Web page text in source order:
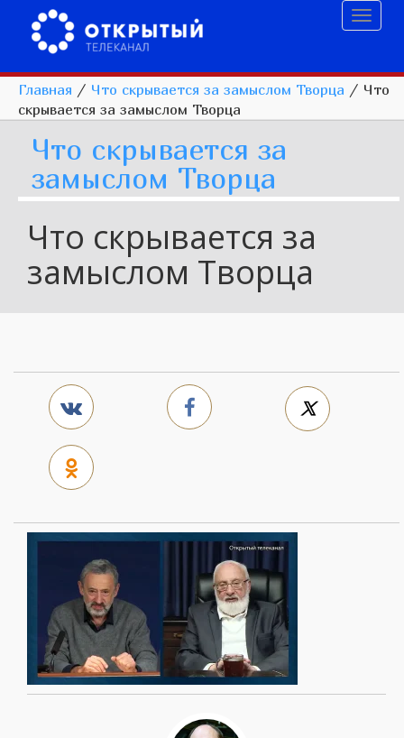
Главная / Что скрывается за замыслом Творца / Что
скрывается за замыслом Творца
Что скрывается за
замыслом Творца
Что скрывается за
замыслом Творца